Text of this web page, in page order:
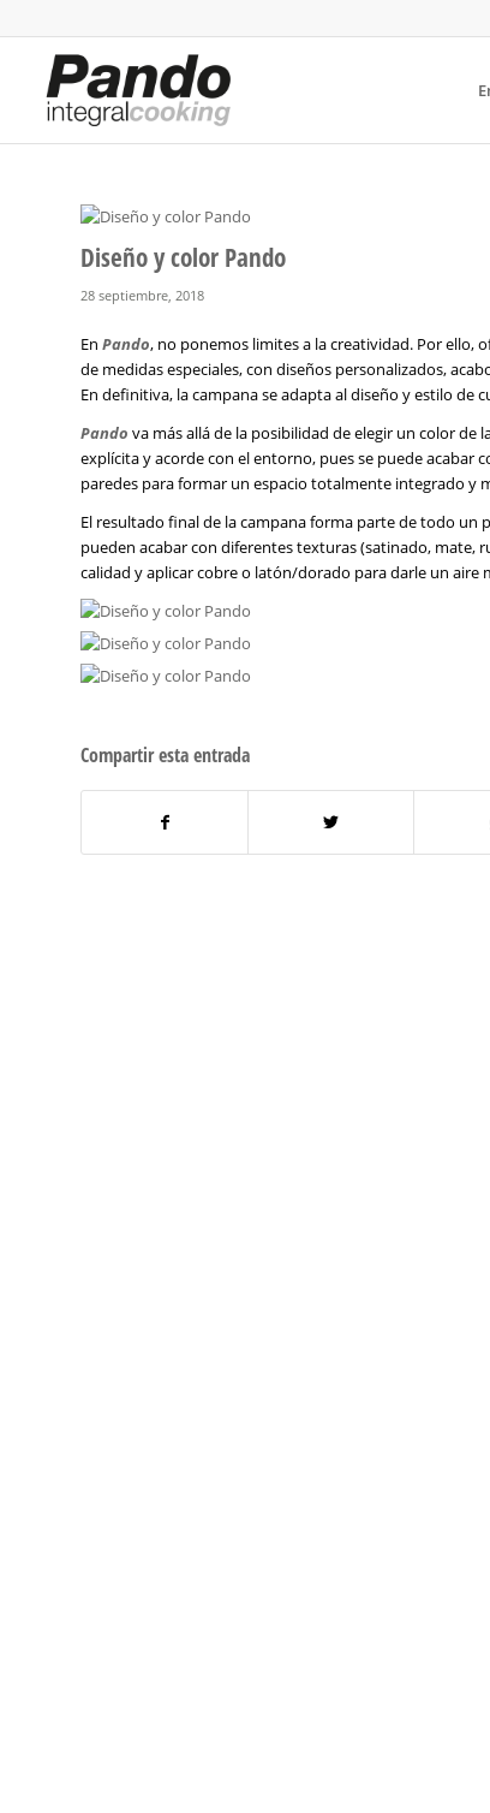
Diseño y color Pando
28 septiembre, 2018
En Pando, no ponemos limites a la creatividad. Por ello,
de medidas especiales, con diseños personalizados,
En definitiva, la campana se adapta al diseño y estilo de
Pando va más allá de la posibilidad de elegir un color de
explícita y acorde con el entorno, pues se puede acabar
paredes para formar un espacio totalmente integrado y
El resultado final de la campana forma parte de todo un
pueden acabar con diferentes texturas (satinado, mate,
calidad y aplicar cobre o latón/dorado para darle un aire
Compartir esta entrada